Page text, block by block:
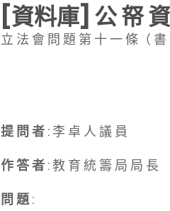
[資料庫] 公 帑
立 法 會 問 題 第 十 一 條（ 書
提 問 者 : 李 卓 人 議 員
作 答 者 : 教 育 統 籌 局 局 長
問 題: